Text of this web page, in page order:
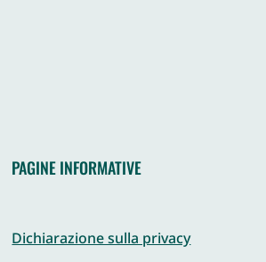
PAGINE INFORMATIVE
Dichiarazione sulla privacy